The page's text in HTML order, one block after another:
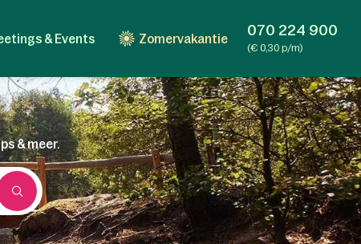
& Events Zomervakantie 070 224 900
(€ 0,30 p/m)
& meer.